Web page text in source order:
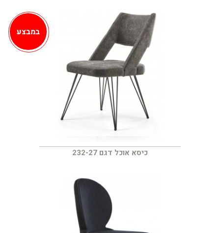
במבצע
כיסא אוכל דגם 232-27